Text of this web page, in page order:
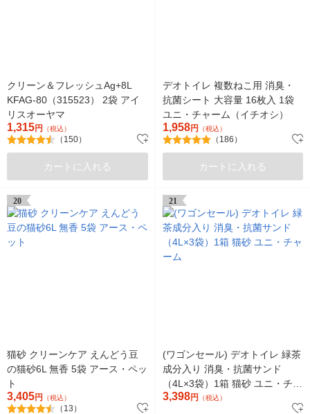
クリーン＆フレッシュAg+8L
KFAG-80（315523） 2袋 アイ
リスオーヤマ
1,315円 （税込）
（150）
カートに入れる
デオトイレ 複数ねこ用 消臭・
抗菌シート 大容量 16枚入 1袋
ユニ・チャーム（イチオシ）
1,958円 （税込）
（186）
カートに入れる
20
猫砂 クリーンケア えんどう豆
の猫砂6L 無香 5袋 アース・ペッ
ト
3,405円 （税込）
（13）
21
(ワゴンセール) デオトイレ 緑茶
成分入り 消臭・抗菌サンド
（4L×3袋）1箱 猫砂 ユニ・チャ
ーム
3,398円 （税込）